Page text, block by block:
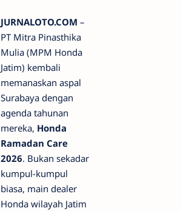
JURNALOTO.COM –
PT Mitra Pinasthika
Mulia (MPM Honda
Jatim) kembali
memanaskan aspal
Surabaya dengan
agenda tahunan
mereka, Honda
Ramadan Care
2026. Bukan sekadar
kumpul-kumpul
biasa, main dealer
Honda wilayah Jatim